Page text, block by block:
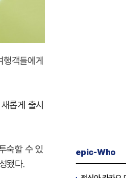
객들에게
롭게 출시
숙할 수 있
됐다.
epic-Who